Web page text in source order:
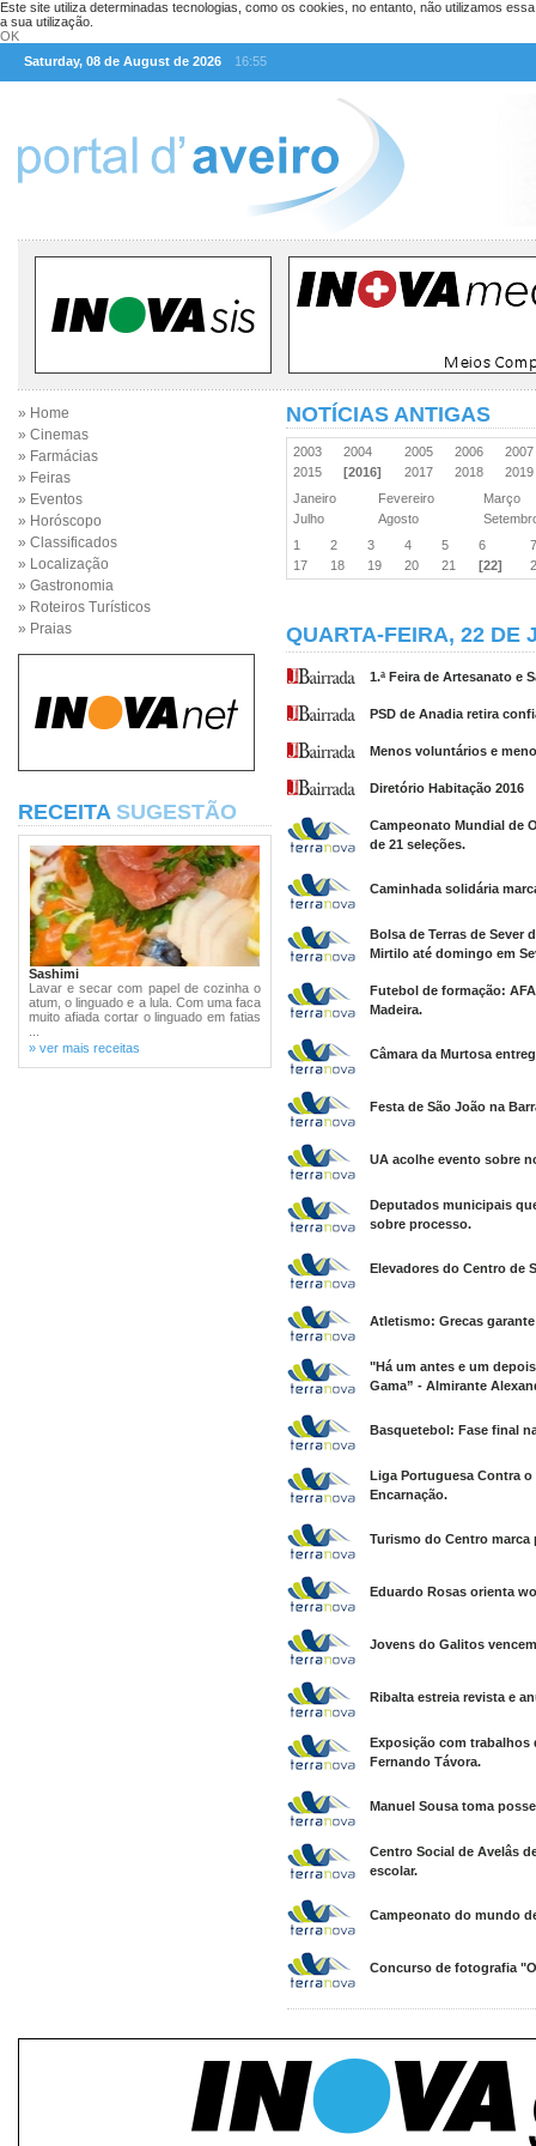
Este site utiliza determinadas tecnologias, como os cookies, no entanto, não utilizamos
a sua utilização.
OK
Saturday, 08 de August de 2026
16:55
» Home
» Cinemas
» Farmácias
» Feiras
» Eventos
» Horóscopo
» Classificados
» Localização
» Gastronomia
» Roteiros Turísticos
» Praias
RECEITA SUGESTÃO
Sashimi
Lavar e secar com papel de cozinha o
atum, o linguado e a lula. Com uma faca
muito afiada cortar o linguado em fatias
» ver mais receitas
NOTÍCIAS ANTIGAS
2003 2004 2005 2006
2015
[2016] 2017 2018
Janeiro
Fevereiro
Março
Julho
Agosto
1
2 3 4 5 6
17
18 19 20 21 [22]
QUARTA-FEIRA, 22 DE
1.ª Feira de Artesanato e
PSD de Anadia retira
Menos voluntários e
Diretório Habitação 2016
Campeonato Mundial de
de 21 seleções.
Caminhada solidária
Bolsa de Terras de Sever
Mirtilo até domingo em
Futebol de formação:
Madeira.
Câmara da Murtosa
Festa de São João na
UA acolhe evento sobre
Deputados municipais
sobre processo.
Elevadores do Centro de
Atletismo: Grecas
"Há um antes e um
Gama” - Almirante
Basquetebol: Fase final
Liga Portuguesa Contra
Encarnação.
Turismo do Centro marca
Eduardo Rosas orienta
Jovens do Galitos
Ribalta estreia revista e
Exposição com trabalhos
Fernando Távora.
Manuel Sousa toma
Centro Social de Avelâs
escolar.
Campeonato do mundo
Concurso de fotografia